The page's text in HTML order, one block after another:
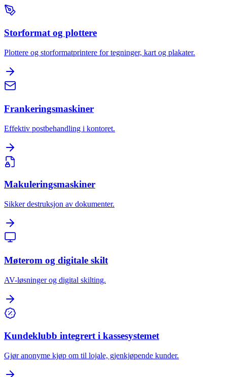
Storformat og plottere
Plottere og storformatprintere for tegninger, kart og plakater.
Frankeringsmaskiner
Effektiv postbehandling i kontoret.
Makuleringsmaskiner
Sikker destruksjon av dokumenter.
Møterom og digitale skilt
AV-løsninger og digital skilting.
Kundeklubb integrert i kassesystemet
Gjør anonyme kjøp om til lojale, gjenkjøpende kunder.